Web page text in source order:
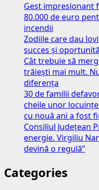
Gest impresionant
80.000 de euro
incendii
Zodiile care dau
succes și
Cât trebuie să
trăiești mai mult.
diferența
30 de familii
cheile unor
cu nouă ani a fost
Consiliul Județean
energie. Virgiliu
devină o regulă”
Categories